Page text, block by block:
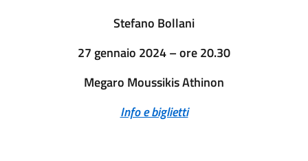
Stefano Bollani
27 gennaio 2024 – ore 20.30
Megaro Moussikis Athinon
Info e biglietti